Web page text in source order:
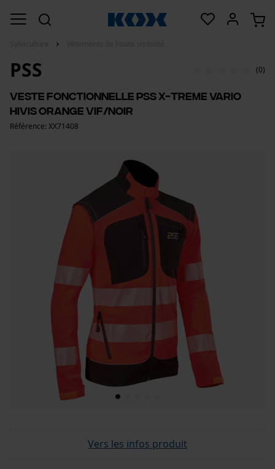
PSS (0)
Veste fonctionnelle PSS X-treme Vario
HiVis orange vif/noir
Référence: XX71408
Vers les infos produit